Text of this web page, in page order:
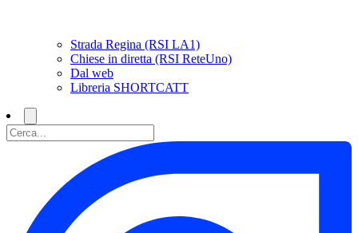
Strada Regina (RSI LA1)
Chiese in diretta (RSI ReteUno)
Dal web
Libreria SHORTCATT